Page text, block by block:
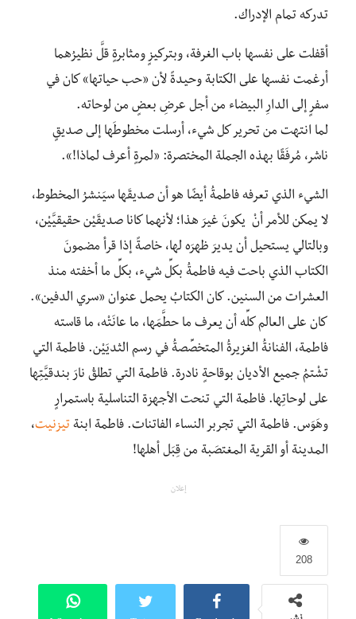
تدركه تمام الإدراك.
أقفلت على نفسها باب الغرفة، وبتركيزٍ ومثابرةٍ قلَّ نظيرُهما
أرغمت نفسها على الكتابة وحيدةً لأن «حب حياتها» كان في
سفرٍ إلى الدارِ البيضاء من أجل عرضِ بعضٍ من لوحاته.
لما انتهت من تحرير كل شيء، أرسلت مخطوطَها إلى صديقٍ
ناشر، مُرفَقًا بهذه الجملة المختصرة: «لمرةٍ أعرف لماذا!».
الشيء الذي تعرفه فاطمةُ أيضًا هو أن صديقَها سيَنشرُ المخطوط،
لا يمكن للأمر أنْ يكونَ غيرَ هذا؛ لأنهما كانا صديقَيْن حقيقيَّيْن،
وبالتالي يستحيل أن يديرَ ظهرَه لها، خاصةً إذا قرأ مضمونَ
الكتاب الذي باحت فيه فاطمةُ بكلِّ شيء، بكلِّ ما أخفته منذ
العشرات من السنين. كان الكتابُ يحمل عنوان «سري الدفين».
كان على العالم كلِّه أن يعرف ما حطَّمَها، ما عانَتْه، ما قاسته
فاطمة، الفنانةُ الغزيرةُ المتخصِّصةُ في رسم الثديَيْن. فاطمة التي
تشْتمُ جميع الأديان بوقاحةٍ نادرة. فاطمة التي تطلقُ نارَ بندقيَّتِها
على لوحاتِها. فاطمة التي تنحت الأجهزة التناسلية باستمرارٍ
وهَوَس. فاطمة التي تجربر النساء الفاتنات. فاطمة ابنة تيزنيت،
المدينة أو القرية المغتصَبة من قِبَل أهلها!
إعلان
208